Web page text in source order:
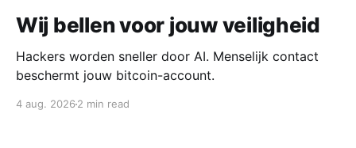
Wij bellen voor jouw veiligheid
Hackers worden sneller door AI. Menselijk contact
beschermt jouw bitcoin-account.
4 aug. 2026 2 min read